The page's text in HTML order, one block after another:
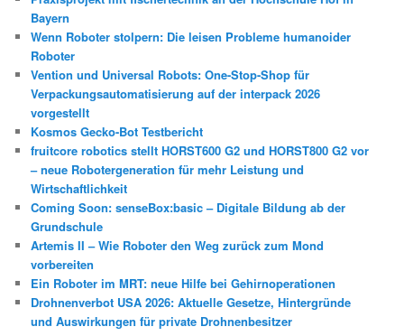
Bayern
Wenn Roboter stolpern: Die leisen Probleme humanoider
Roboter
Vention und Universal Robots: One-Stop-Shop für
Verpackungsautomatisierung auf der interpack 2026
vorgestellt
Kosmos Gecko-Bot Testbericht
fruitcore robotics stellt HORST600 G2 und HORST800 G2 vor
– neue Robotergeneration für mehr Leistung und
Wirtschaftlichkeit
Coming Soon: senseBox:basic – Digitale Bildung ab der
Grundschule
Artemis II – Wie Roboter den Weg zurück zum Mond
vorbereiten
Ein Roboter im MRT: neue Hilfe bei Gehirnoperationen
Drohnenverbot USA 2026: Aktuelle Gesetze, Hintergründe
und Auswirkungen für private Drohnenbesitzer